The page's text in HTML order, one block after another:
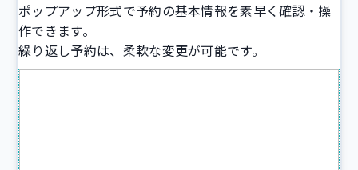
ポップアップ形式で予約の基本情報を素早く確認・操
作できます。
繰り返し予約は、柔軟な変更が可能です。